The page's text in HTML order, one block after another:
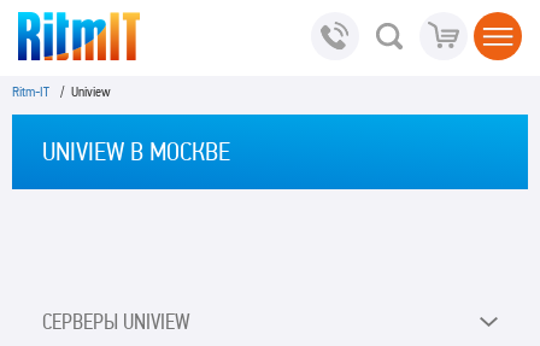
Ritm-IT / Uniview
UNIVIEW В МОСКВЕ
СЕРВЕРЫ UNIVIEW